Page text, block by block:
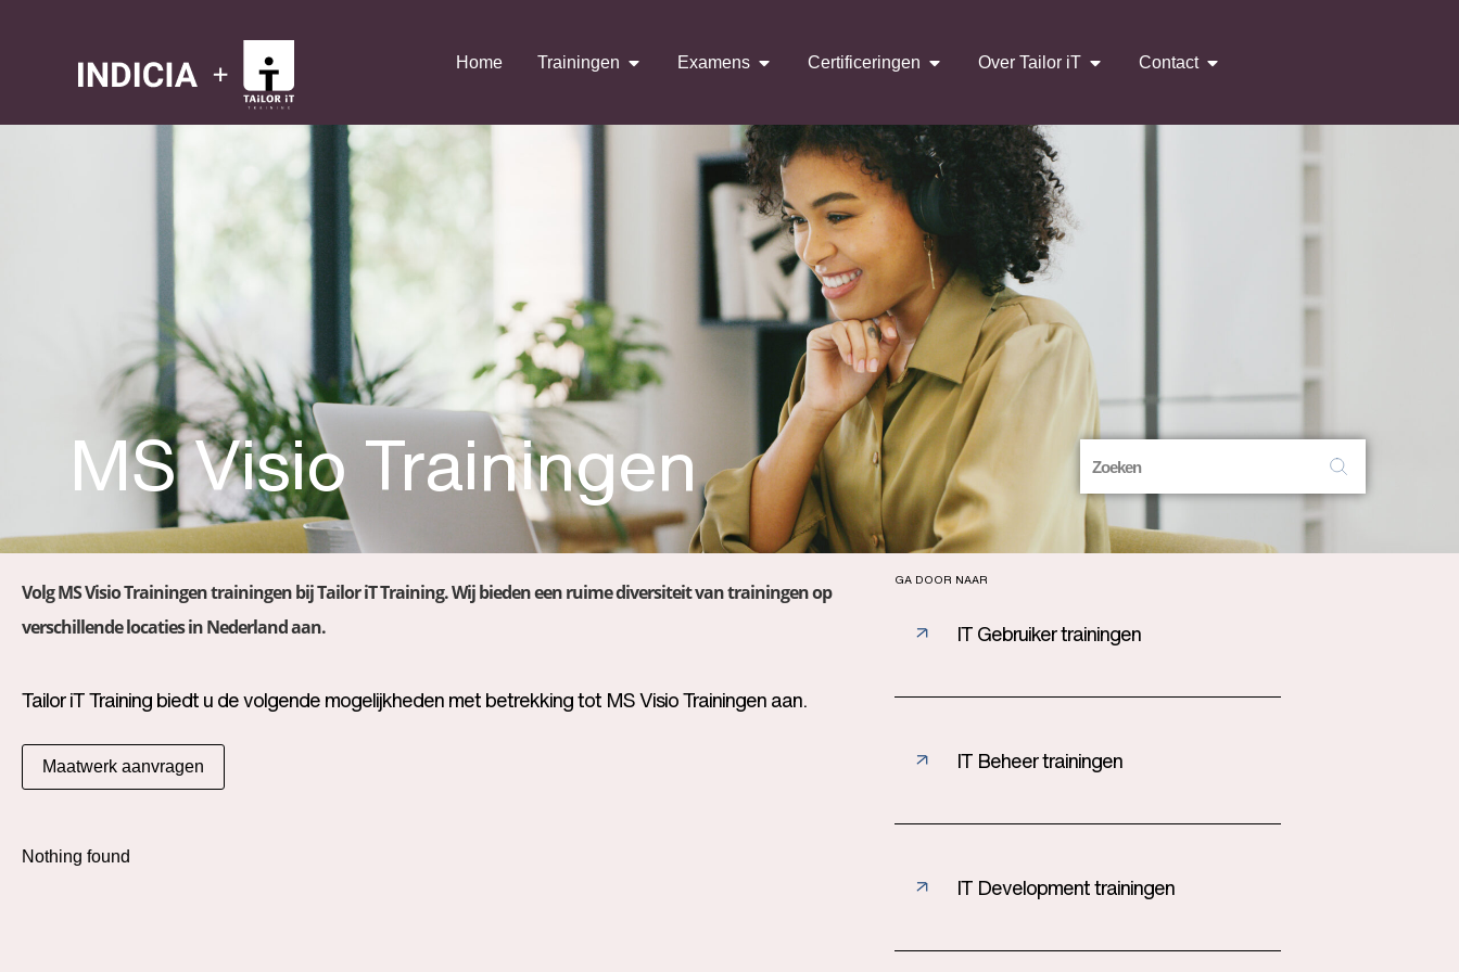
Home Trainingen Examens Certificeringen Over Tailor iT Contact
MS Visio Trainingen
Volg MS Visio Trainingen trainingen bij Tailor iT Training. Wij bieden een ruime diversiteit van trainingen op
verschillende locaties in Nederland aan.
Tailor iT Training biedt u de volgende mogelijkheden met betrekking tot MS Visio Trainingen aan.
Maatwerk aanvragen
Nothing found
GA DOOR NAAR
IT Gebruiker trainingen
IT Beheer trainingen
IT Development trainingen